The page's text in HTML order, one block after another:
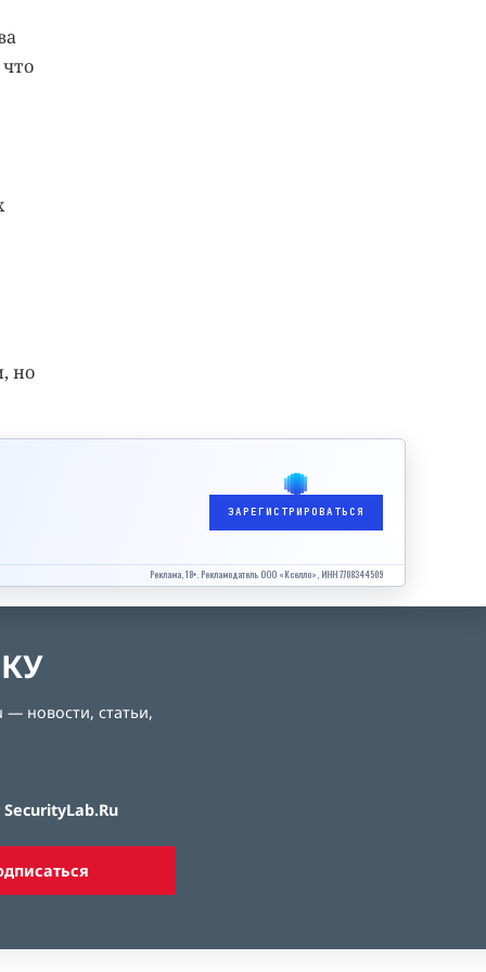
но
ЗАРЕГИСТРИРОВАТЬСЯ
Реклама, 18+. Рекламодатель ООО «Кселло», ИНН 7708344509
новости, статьи,